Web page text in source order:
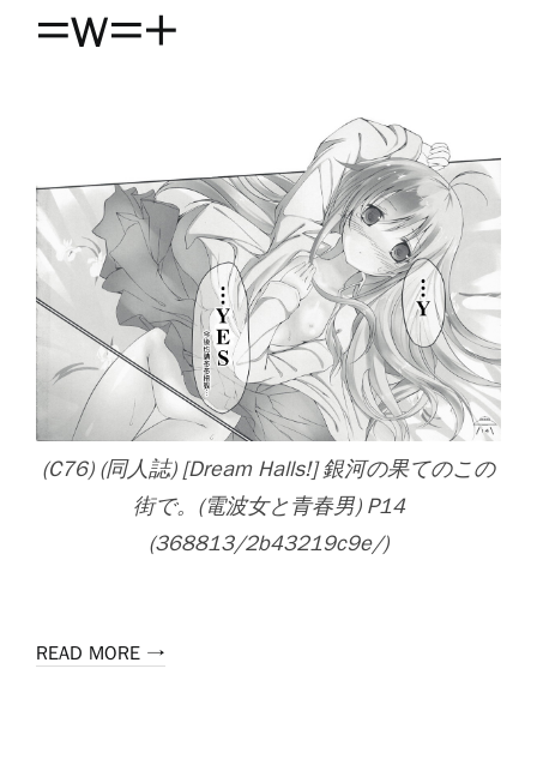
=w=+
(C76) (同人誌) [Dream Halls!] 銀河の果てのこの
街で。(電波女と青春男) P14
(368813/2b43219c9e/)
READ MORE →